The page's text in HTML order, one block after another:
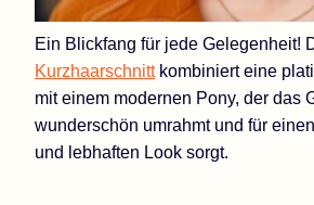
Ein Blickfang für jede Gelegenheit!
Kurzhaarschnittkombiniert eine
mit einem modernen Pony, der das
wunderschön umrahmt und für
und lebhaften Look sorgt.